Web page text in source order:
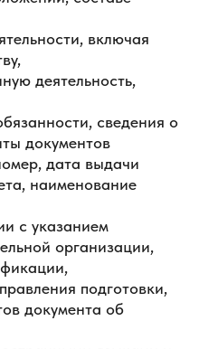
включая
деятельность,
сведения о
документов
дата выдачи
наименование
с указанием
организации,
подготовки,
документа об